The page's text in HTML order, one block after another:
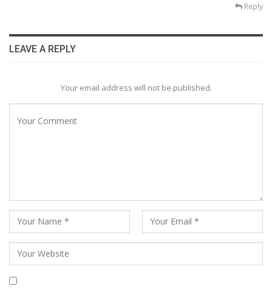
Reply
LEAVE A REPLY
Your email address will not be published.